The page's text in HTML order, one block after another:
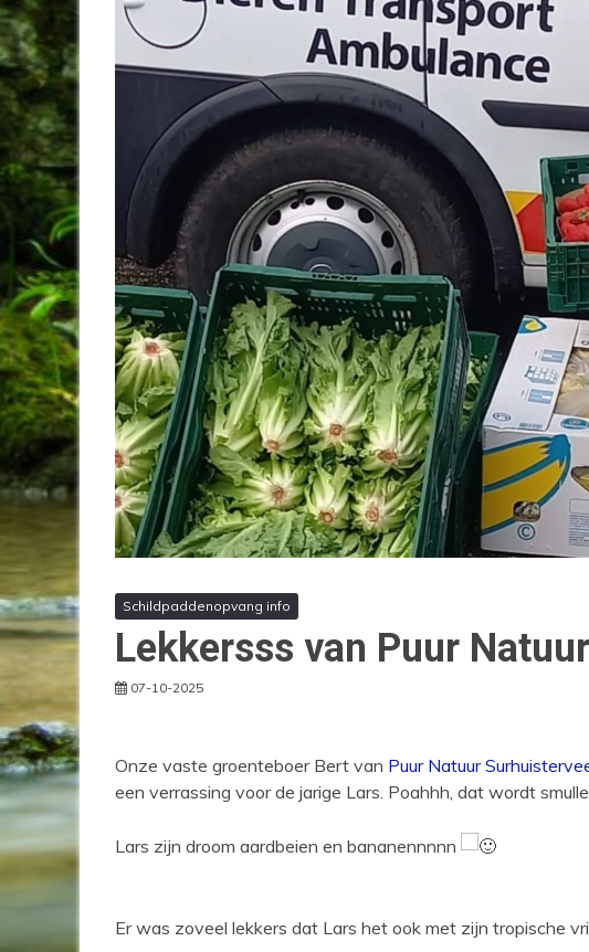
Schildpaddenopvang info
Lekkersss van Puur
07-10-2025
Onze vaste groenteboer Bert van Puur Natuur
een verrassing voor de jarige Lars. Poahhh, dat wordt
Lars zijn droom aardbeien en bananennnnn
Er was zoveel lekkers dat Lars het ook met zijn tropische